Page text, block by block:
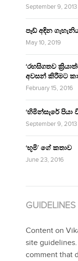
September 9, 2013
පෑඩ් අඳින
May 10, 2019
‘රහසිගතව
අවසන් කිරීමට
February 15, 2016
‘හිමින්සැරේ පියා
September 9, 2013
‘භූමි’ ගේ කතාව
June 23, 2016
Content on
site
comment that